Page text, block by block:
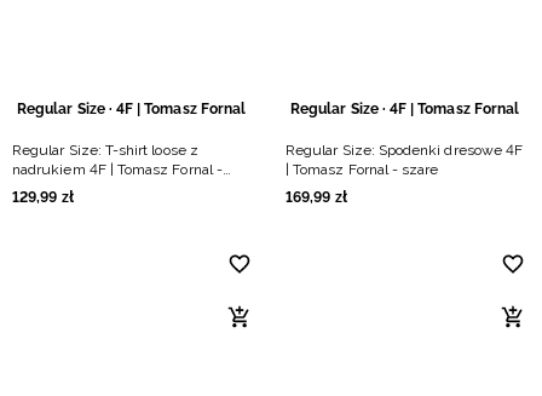
Regular Size · 4F | Tomasz Fornal
Regular Size: T-shirt loose z
nadrukiem 4F | Tomasz Fornal -
szary
129,99 zł
Regular Size · 4F | Tomasz Fornal
Regular Size: Spodenki dresowe 4F
| Tomasz Fornal - szare
169,99 zł